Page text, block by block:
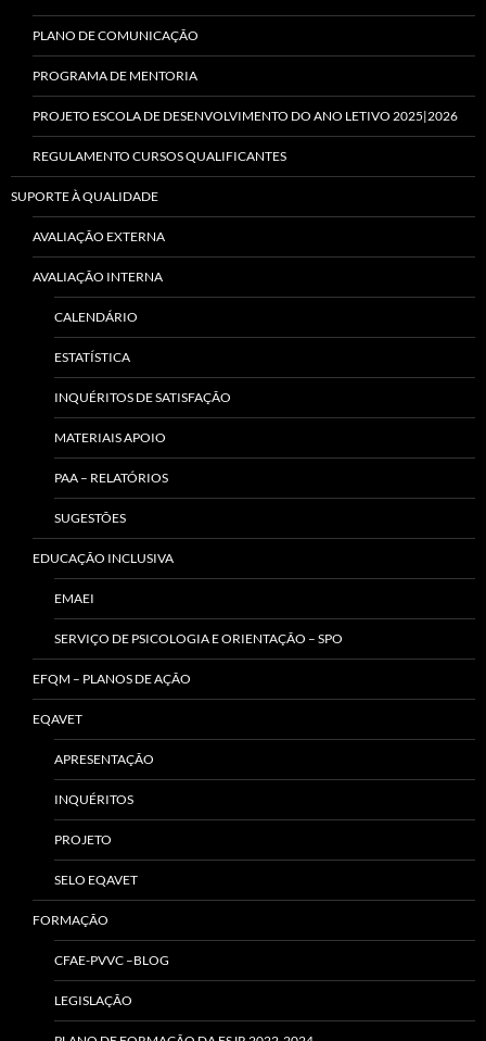
PLANO DE COMUNICAÇÃO
PROGRAMA DE MENTORIA
PROJETO ESCOLA DE DESENVOLVIMENTO DO ANO LETIVO 2025|2026
REGULAMENTO CURSOS QUALIFICANTES
SUPORTE À QUALIDADE
AVALIAÇÃO EXTERNA
AVALIAÇÃO INTERNA
CALENDÁRIO
ESTATÍSTICA
INQUÉRITOS DE SATISFAÇÃO
MATERIAIS APOIO
PAA – RELATÓRIOS
SUGESTÕES
EDUCAÇÃO INCLUSIVA
EMAEI
SERVIÇO DE PSICOLOGIA E ORIENTAÇÃO – SPO
EFQM – PLANOS DE AÇÃO
EQAVET
APRESENTAÇÃO
INQUÉRITOS
PROJETO
SELO EQAVET
FORMAÇÃO
CFAE-PVVC –BLOG
LEGISLAÇÃO